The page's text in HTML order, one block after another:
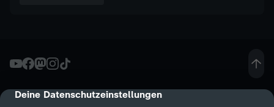
cmp-dialog-description
Deine Datenschutzeinstellungen
s
p